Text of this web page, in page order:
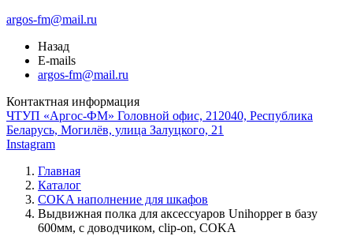
argos-fm@mail.ru
Назад
E-mails
argos-fm@mail.ru
Контактная информация
ЧТУП «Аргос-ФМ» Головной офис, 212040, Республика
Беларусь, Могилёв, улица Залуцкого, 21
Instagram
Главная
Каталог
COKA наполнение для шкафов
Выдвижная полка для аксессуаров Unihopper в базу
600мм, с доводчиком, clip-on, COKA